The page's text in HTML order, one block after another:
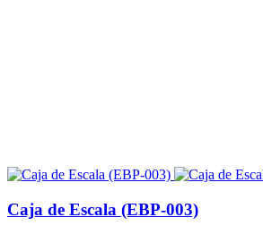
Caja de Escala (EBP-003)